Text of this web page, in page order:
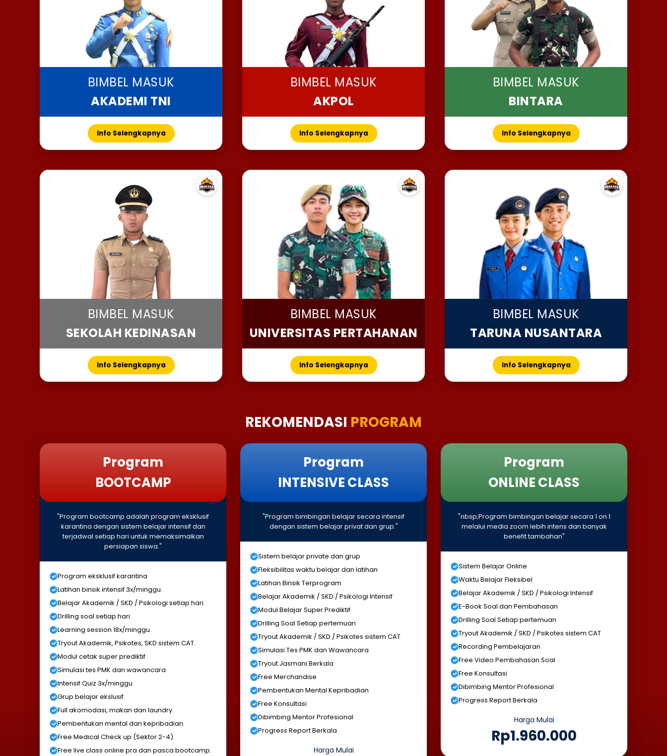
BIMBEL MASUK
AKADEMI TNI
Info Selengkapnya
BIMBEL MASUK
AKPOL
Info Selengkapnya
BIMBEL MASUK
BINTARA
Info Selengkapnya
BIMBEL MASUK
SEKOLAH KEDINASAN
Info Selengkapnya
BIMBEL MASUK
UNIVERSITAS PERTAHANAN
Info Selengkapnya
BIMBEL MASUK
TARUNA NUSANTARA
Info Selengkapnya
REKOMENDASI PROGRAM
Program
BOOTCAMP
"Program bootcamp adalah program eksklusif
karantina dengan sistem belajar intensif dan
terjadwal setiap hari untuk memaksimalkan
persiapan siswa."
Program eksklusif karantina
Latihan binsik intensif 3x/minggu.
Belajar Akademik / SKD / Psikologi setiap hari.
Drilling soal setiap hari.
Learning session 18x/minggu.
Tryout Akademik, Psikotes, SKD sistem CAT.
Modul cetak super prediktif
Simulasi tes PMK dan wawancara
Intensif Quiz 3x/minggu
Grup belajar ekslusif.
Full akomodasi, makan dan laundry.
Pembentukan mental dan kepribadian.
Free Medical Check up (Sektor 2-4)
Free live class online pra dan pasca bootcamp.
Program
INTENSIVE CLASS
"Program bimbingan belajar secara intensif
dengan sistem belajar privat dan grup."
Sistem belajar private dan grup
Fleksibilitas waktu belajar dan latihan
Latihan Binsik Terprogram
Belajar Akademik / SKD / Psikologi Intensif
Modul Belajar Super Prediktif
Drilling Soal Setiap pertemuan
Tryout Akademik / SKD / Psikotes sistem CAT
Simulasi Tes PMK dan Wawancara
Tryout Jasmani Berkala
Free Merchandise
Pembentukan Mental Kepribadian
Free Konsultasi
Dibimbing Mentor Profesional
Progress Report Berkala
Harga Mulai
Program
ONLINE CLASS
"nbsp;Program bimbingan belajar secara 1 on 1
melalui media zoom lebih intens dan banyak
benefit tambahan"
Sistem Belajar Online
Waktu Belajar Fleksibel
Belajar Akademik / SKD / Psikologi Intensif
E-Book Soal dan Pembahasan
Drilling Soal Setiap pertemuan
Tryout Akademik / SKD / Psikotes sistem CAT
Recording Pembelajaran
Free Video Pembahasan Soal
Free Konsultasi
Dibimbing Mentor Profesional
Progress Report Berkala
Harga Mulai
Rp1.960.000